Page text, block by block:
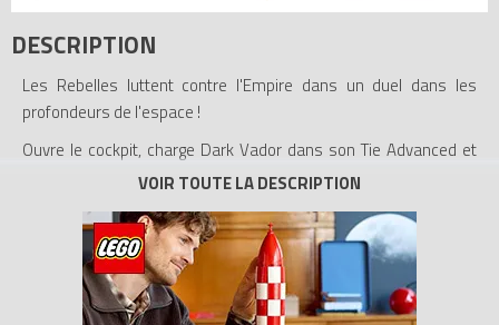
DESCRIPTION
Les Rebelles luttent contre l'Empire dans un duel dans les
profondeurs de l'espace !
Ouvre le cockpit, charge Dark Vador dans son Tie Advanced et
fonce pour intercepter l'A-Wing Starfighter rebelle. Tire avec les
vaisseau rebelle répliquant avec ses propres fusils à ressorts !
Qui va gagner ce duel épique entre le bien et le mal ? C'est à toi
de décider...